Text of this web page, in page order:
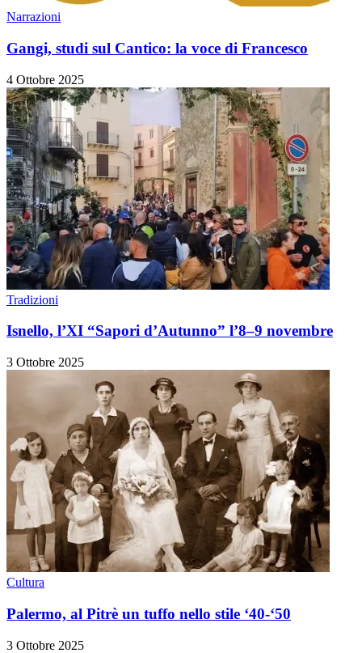
Narrazioni
Gangi, studi sul Cantico: la voce di Francesco
4 Ottobre 2025
Tradizioni
Isnello, l’XI “Sapori d’Autunno” l’8–9 novembre
3 Ottobre 2025
Cultura
Palermo, al Pitrè un tuffo nello stile ‘40-‘50
3 Ottobre 2025